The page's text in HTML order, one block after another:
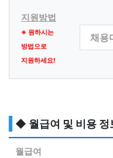
지원방법
※ 원하시는
방법으로
지원하세요!
채용
◆ 월급여 및 비용 정
월급여